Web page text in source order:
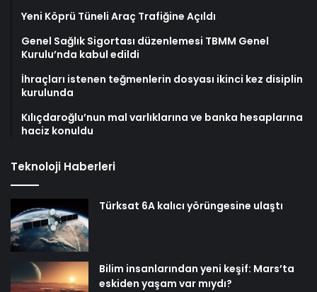
Yeni Köprü Tüneli Araç Trafiğine Açıldı
Genel Sağlık Sigortası düzenlemesi TBMM Genel
Kurulu’nda kabul edildi
İhraçları istenen teğmenlerin dosyası ikinci kez disiplin
kurulunda
Kılıçdaroğlu’nun mal varlıklarına ve banka hesaplarına
haciz konuldu
Teknoloji Haberleri
Türksat 6A kalıcı yörüngesine ulaştı
Bilim insanlarından yeni keşif: Mars’ta
eskiden yaşam var mıydı?